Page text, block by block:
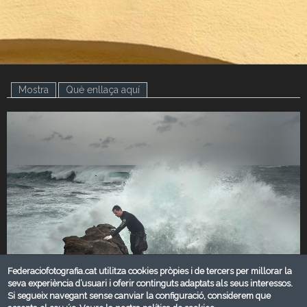
Mostra (pestanya activa)
Què enllaça aquí
Federaciofotografia.cat utilitza cookies pròpies i de tercers per millorar la
seva experiència d’usuari i oferir continguts adaptats als seus interessos.
Si segueix navegant sense canviar la configuració, considerem que